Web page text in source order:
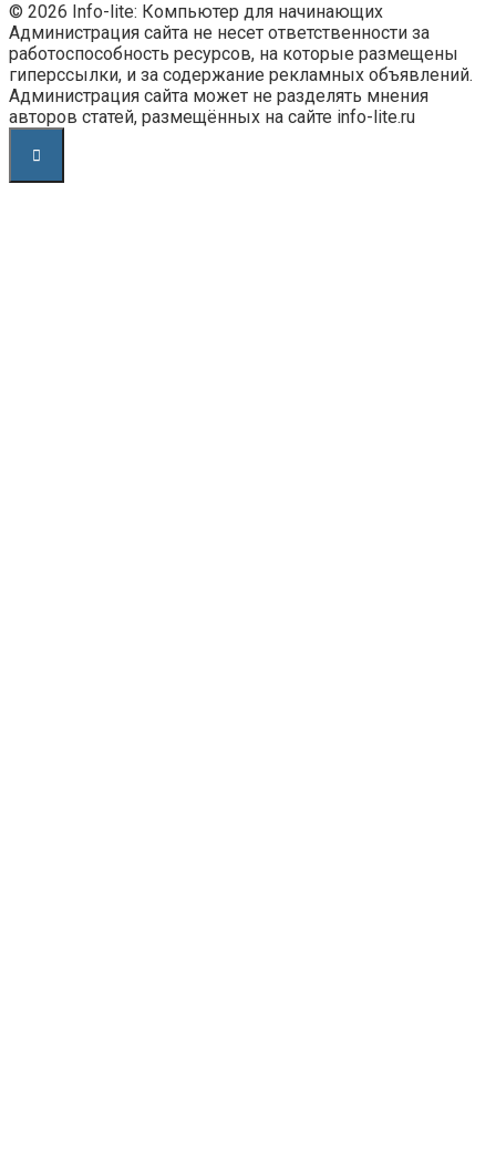
© 2026 Info-lite: Компьютер для начинающих
Администрация сайта не несет ответственности за
работоспособность ресурсов, на которые размещены
гиперссылки, и за содержание рекламных объявлений.
Администрация сайта может не разделять мнения
авторов статей, размещённых на сайте info-lite.ru